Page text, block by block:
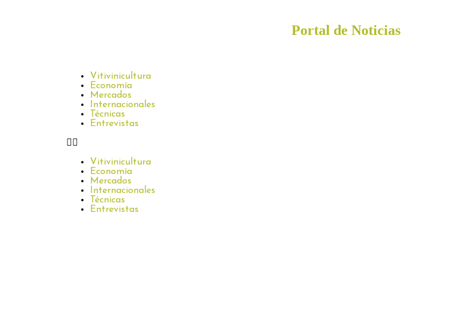
Portal de Noticias
Vitivinicultura
Economía
Mercados
Internacionales
Técnicas
Entrevistas
Vitivinicultura
Economía
Mercados
Internacionales
Técnicas
Entrevistas